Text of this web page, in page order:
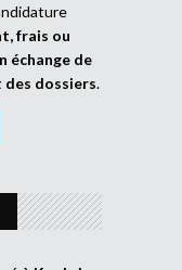
frais ou
échange de
dossiers.